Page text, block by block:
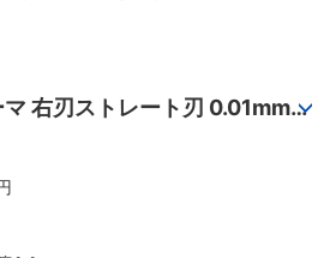
右刃ストレート刃 0.01mm単